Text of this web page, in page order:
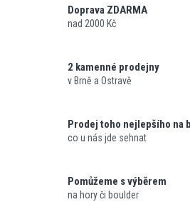
Doprava ZDARMA
nad 2000 Kč
2 kamenné prodejny
v Brně a Ostravě
Prodej toho nejlepšího na
co u nás jde sehnat
Pomůžeme s výběrem
na hory či boulder